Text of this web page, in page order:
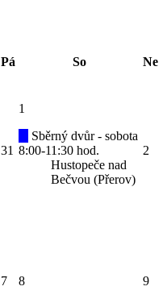
Pá So Ne
31
1
Sběrný dvůr - sobota
8:00-11:30 hod.
Hustopeče nad
Bečvou (Přerov)
2
7 8 9